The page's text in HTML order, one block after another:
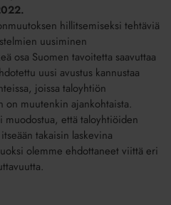
hillitsemiseksi tehtäviä
uusiminen
osa Suomen tavoitetta saavuttaa
uusi avustus kannustaa
joissa taloyhtiön
on muutenkin ajankohtaista.
muodostua, että taloyhtiöiden
takaisin laskevina
olemme ehdottaneet viittä eri